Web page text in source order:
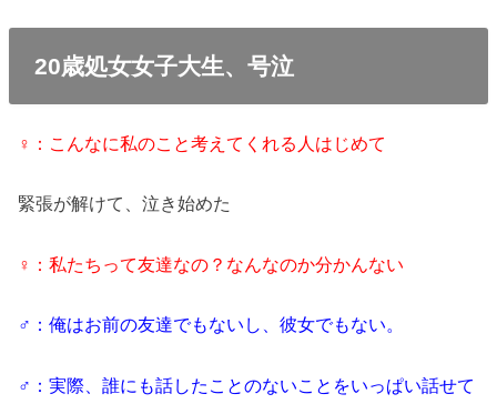
20歳処女女子大生、号泣
♀：こんなに私のこと考えてくれる人はじめて
緊張が解けて、泣き始めた
♀：私たちって友達なの？なんなのか分かんない
♂：俺はお前の友達でもないし、彼女でもない。
♂：実際、誰にも話したことのないことをいっぱい話せて